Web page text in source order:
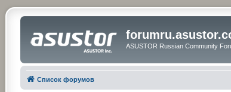
ASUSTOR Russian Community
Список форумов